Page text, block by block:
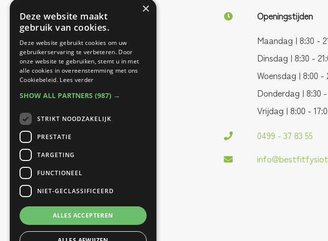
Onze therapeuten zijn
werkzaam op twee
locaties:
Best Fit Fysiotherapie
Sporthal Naestenbest |
Prinses Beatrixlaan 27 |
5684 GJ Best
B Fit Fysio
040 Fit |
Openingstijden
Maandag | 8:30 -
Dinsdag | 8:30 -
Woensdag | 8:00 -
Donderdag | 8:30 -
Vrijdag | 8:00 -
0499 - 37 83 55
×
Deze website maakt
gebruik van cookies.
Deze website gebruikt cookies om uw
gebruikerservaring te verbeteren. Door
onze website te gebruiken, stemt u in met
alle cookies in overeenstemming met ons
Cookiebeleid. Lees verder
SHOW ALL PARTNERS (987) →
STRIKT NOODZAKELIJK
PRESTATIE
TARGETING
FUNCTIONEEL
NIET-GECLASSIFICEERD
ALLES ACCEPTEREN